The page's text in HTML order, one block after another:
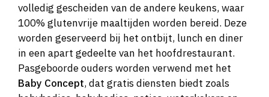
volledig gescheiden van de andere keukens, waar
100% glutenvrije maaltijden worden bereid. Deze
worden geserveerd bij het ontbijt, lunch en diner
in een apart gedeelte van het hoofdrestaurant.
Pasgeboorde ouders worden verwend met het
Baby Concept, dat gratis diensten biedt zoals